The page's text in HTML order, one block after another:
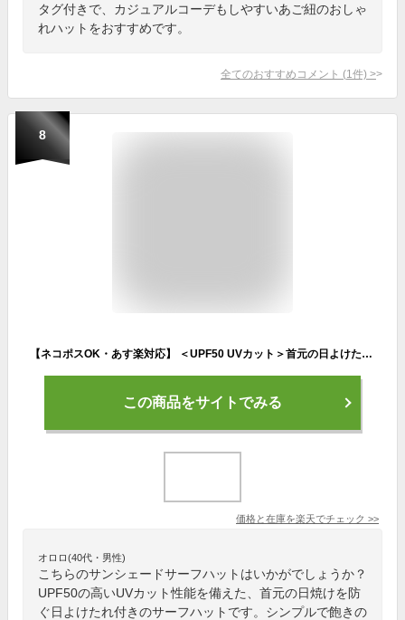
タグ付きで、カジュアルコーデもしやすいあご紐のおしゃ
れハットをおすすめです。
全てのおすすめコメント (1 件) >
8
【ネコポスOK・あす楽対応】 ＜UPF50 UVカット＞首元の日よけたれ付き 2Way サーフハット レディース 女性 ママ 帽子 紫外線対策 UV あごひも 公園 アウトドア キャンプ フィッシング トレッキング 魚釣り 山 海 自転車 HW8307
この商品をサイトでみる
価格と在庫を楽天でチェック >>
オロロ(40代・男性)
こちらのサンシェードサーフハットはいかがでしょうか？
UPF50の高いUVカット性能を備えた、首元の日焼けを防
ぐ日よけたれ付きのサーフハットです。シンプルで飽きの